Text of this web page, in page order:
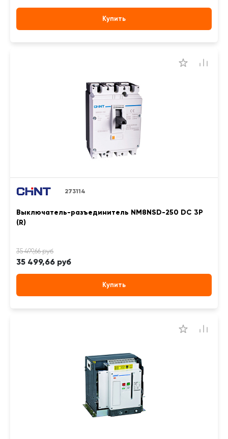
Купить
273114
Выключатель-разъединитель NM8NSD-250 DC 3P
(R)
35 499,66 руб
Купить